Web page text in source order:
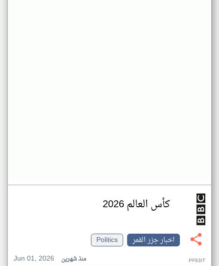
كأس العالم 2026
اخبار جزر القمر
Politics
Jun 01, 2026
منذ شهرين PF63IT